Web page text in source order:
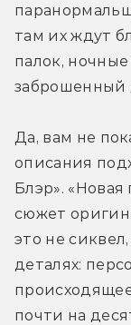
там их ждут
палок,
заброшенный
Да, вам не
описания
Блэр». «Новая
сюжет
это не
деталях:
почти на